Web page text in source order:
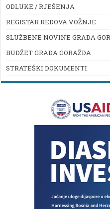
ODLUKE / RJEŠENJA
REGISTAR REDOVA VOŽNJE
SLUŽBENE NOVINE GRADA
BUDŽET GRADA GORAŽDA
STRATEŠKI DOKUMENTI